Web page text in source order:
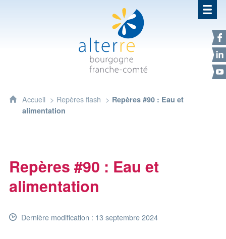
Alterre Bourgogne Franche-
Accueil Repères flash
Repères #90 : Eau et
alimentation
Repères #90 : Eau et
alimentation
Dernière modification : 13 septembre 2024